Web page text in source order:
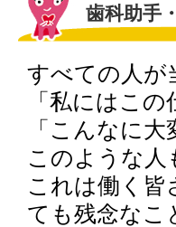
歯科助手
すべての人が
「私にはこ
「こんなに
このような人
これは働く
ても残念なこ